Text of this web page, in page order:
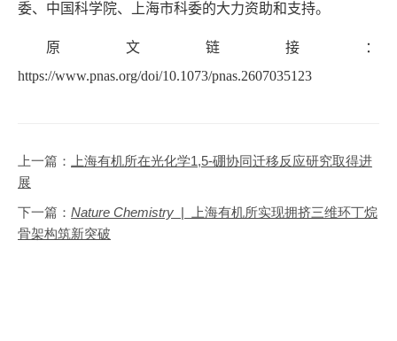
委、中国科学院、上海市科委的大力资助和支持。
原文链接：
https://www.pnas.org/doi/10.1073/pnas.2607035123
上一篇：
上海有机所在光化学1,5-硼协同迁移反应研究取得进
展
下一篇： Nature Chemistry | 上海有机所实现拥挤三维环丁烷
骨架构筑新突破